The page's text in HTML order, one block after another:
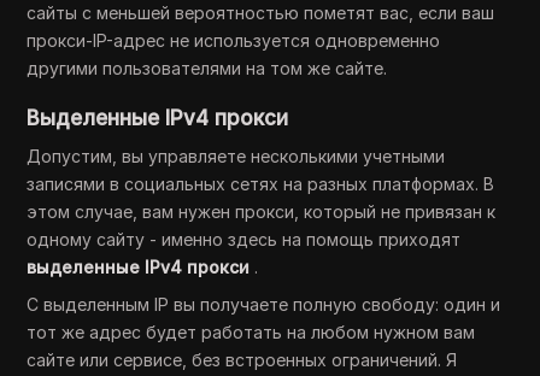
сайты с меньшей вероятностью пометят вас, если ваш
прокси-IP-адрес не используется одновременно
другими пользователями на том же сайте.
Выделенные IPv4 прокси
Допустим, вы управляете несколькими учетными
записями в социальных сетях на разных платформах. В
этом случае, вам нужен прокси, который не привязан к
одному сайту - именно здесь на помощь приходят
выделенные IPv4 прокси .
С выделенным IP вы получаете полную свободу: один и
тот же адрес будет работать на любом нужном вам
сайте или сервисе, без встроенных ограничений. Я